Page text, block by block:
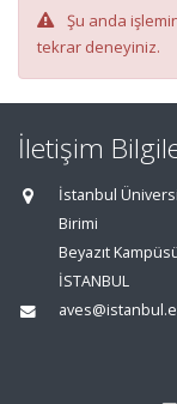
Şu anda
tekrar deneyiniz.
İletişim
İstanbul
Birimi
Beyazıt
İSTANBUL